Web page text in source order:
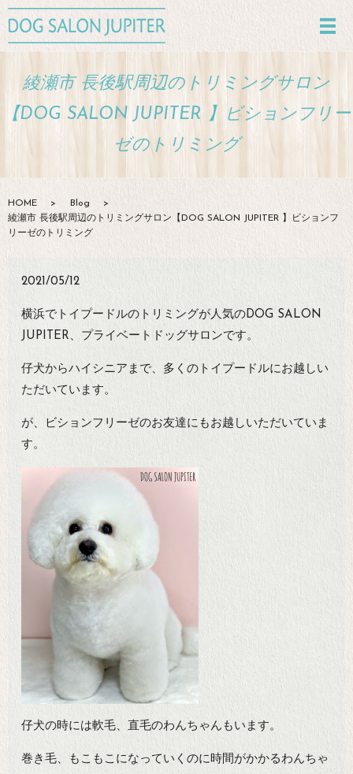
綾瀬市 長後駅周辺のトリミングサロン
【DOG SALON JUPITER 】ビションフリー
ゼのトリミング
HOME
Blog
綾瀬市 長後駅周辺のトリミングサロン【DOG SALON JUPITER 】ビションフ
リーゼのトリミング
2021/05/12
横浜でトイプードルのトリミングが人気のDOG SALON
JUPITER、プライベートドッグサロンです。
仔犬からハイシニアまで、多くのトイプードルにお越しい
ただいています。
が、ビションフリーゼのお友達にもお越しいただいていま
す。
仔犬の時には軟毛、直毛のわんちゃんもいます。
巻き毛、もこもこになっていくのに時間がかかるわんちゃ